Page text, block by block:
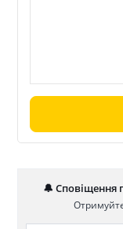
🔔 Сповіщення